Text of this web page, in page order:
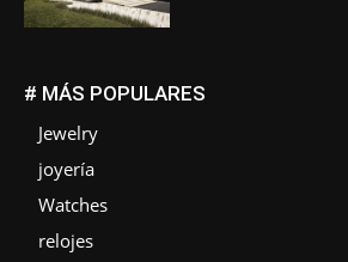
# MÁS POPULARES
Jewelry
joyería
Watches
relojes